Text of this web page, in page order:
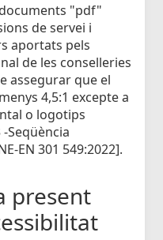
"pdf"
de servei i
aportats pels
de les conselleries
assegurar que el
4,5:1 excepte a
o logotips
Seqüència
EN 301 549:2022].
present